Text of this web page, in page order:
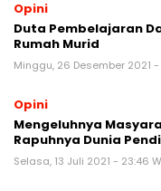
Opini
Duta Pembelajaran
Rumah Murid
Minggu, 26 Desember 2021 -
Opini
Mengeluhnya
Rapuhnya Dunia
Selasa, 13 Juli 2021 - 23:46